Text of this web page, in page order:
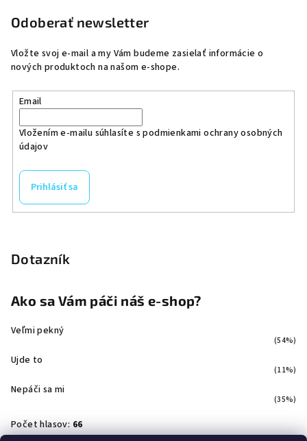
Odoberať newsletter
Vložte svoj e-mail a my Vám budeme zasielať informácie o
nových produktoch na našom e-shope.
Email
Vložením e-mailu súhlasíte spodmienkami ochrany osobných
údajov
Prihlásiť sa
Dotazník
Ako sa Vám páči náš e-shop?
Veľmi pekný
(54%)
Ujde to
(11%)
Nepáči sa mi
(35%)
Počet hlasov: 66